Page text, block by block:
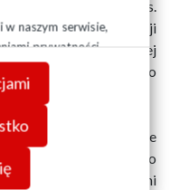
w naszym serwisie,
prywatności
o przetwarzaniu
Zarządu ds.
ekspert Fundacji
tematyce energetycznej
niedawno
system ETS2 będzie
korzystającą na co
w domu o powierzchni